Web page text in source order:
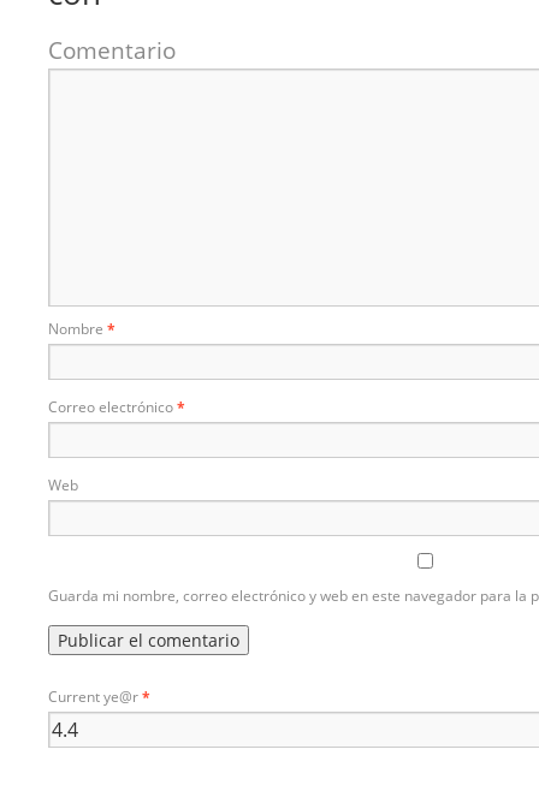
Comentario
Nombre *
Correo electrónico*
Web
Guarda mi nombre, correo electrónico y web en este navegador para la
Current ye@r*